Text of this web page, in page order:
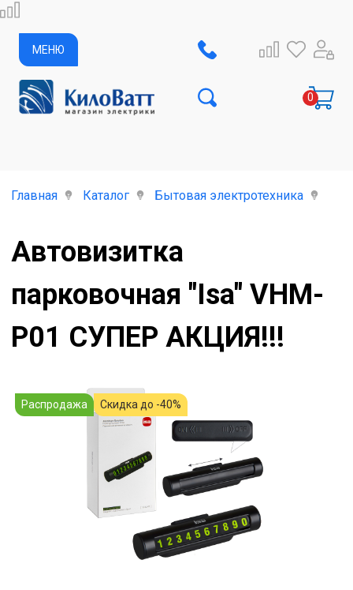
МЕНЮ
Главная Каталог Бытовая электротехника
Автовизитка
парковочная "Isa" VHM-
P01 СУПЕР АКЦИЯ!!!
Распродажа Скидка до -40%